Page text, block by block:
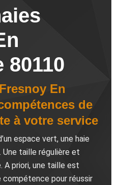
80110
En
de
à votre service
espace vert, une haie
taille régulière et
A priori, une taille est
pour réussir